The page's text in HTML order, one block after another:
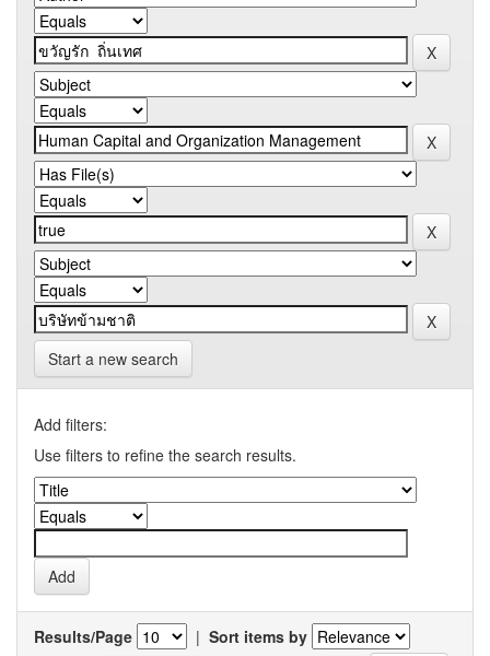
Start a new search
Add filters:
Use filters to refine the search results.
Results/Page | Sort items by